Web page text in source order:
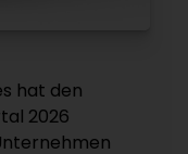
hat den
2026